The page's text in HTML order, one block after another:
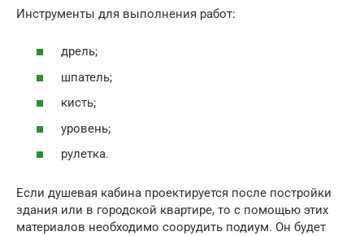
Инструменты для выполнения работ:
дрель;
шпатель;
кисть;
уровень;
рулетка.
Если душевая кабина проектируется после постройки
здания или в городской квартире, то с помощью этих
материалов необходимо соорудить подиум. Он будет